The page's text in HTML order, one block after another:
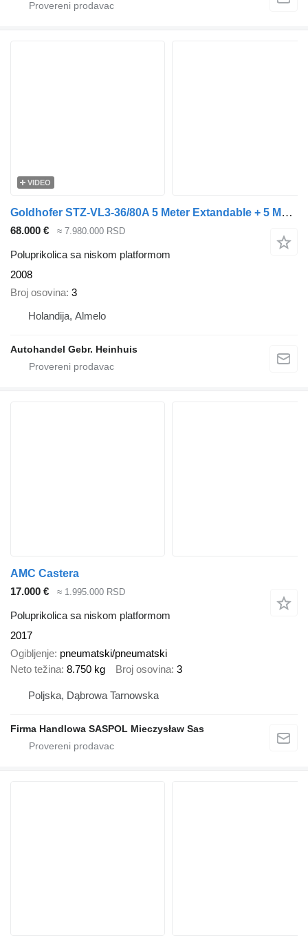
VIDEO
Goldhofer STZ-VL3-36/80A 5 Meter Extandable + 5 Meter Extensions!
68.000 € ≈ 7.980.000 RSD
Poluprikolica sa niskom platformom
2008
Broj osovina 3
Holandija, Almelo
Autohandel Gebr. Heinhuis
AMC Castera
17.000 €
≈ 1.995.000 RSD
Poluprikolica sa niskom platformom
2017
Ogibljenje pneumatski/pneumatski
Neto težina 8.750 kg Broj osovina 3
Poljska, Dąbrowa Tarnowska
Firma Handlowa SASPOL Mieczysław Sas